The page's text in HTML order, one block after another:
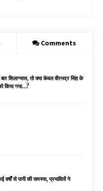
Comments
शिलान्यास, तो क्या केवल वीरभद्र सिंह के
किया गया…?
से पानी की समस्या, प्रभावितों ने